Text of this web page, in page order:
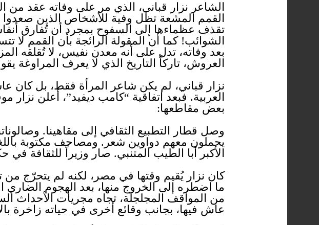
الشاعر نزار قباني، الذي مر على وفاته عقد
القمم المشعة تظل وفية للأشخاص الذين صعدوا
تقذف عظماءها إلى السفوح بمجرد أن تُفارق
الشوائب! كما أن المقولة الرائجة بأن القمم لا
بعد وفاته، تدل على أنه معدن نفيس، لا تُقلقه
العروش، تاركاً التاريخ الذي لا يعرف المراوغة
نزار قباني، لم يكن شاعر المرأة فقط، بل كان
العربية. فبعد اتفاقية “كامب ديفيد”، أعلن
بعض مقاطعها:
وصل قطار التطبيع الثقافي إلى مقاهينا.
يحملون معهم دواوين شعر. ومصاحف مكتوبة
الأكبر أبا الطيب المتنبي. صار وزيراً
كان نزار يُقيم وقتها في مصر، لكنه لم يتحرّج
ما اضطره إلى الخروج منها، بعد الهجوم
من المواقف المجلجلة، تجاه مجريات الأحداث
عاش فيها، بجانب وقائع أخرى في حياته زاخرة